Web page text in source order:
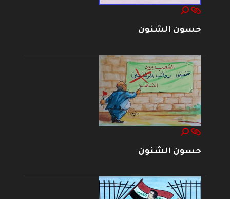
حسون الشنون
حسون الشنون